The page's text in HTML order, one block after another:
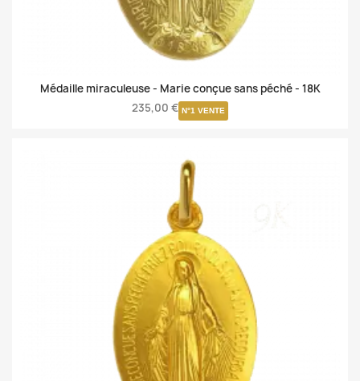
Médaille miraculeuse - Marie conçue sans péché - 18K
235,00 € N°1 VENTE